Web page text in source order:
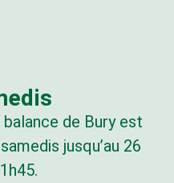
DE
TRANSFERT
:
DÉSIREZ
NOUS
JOINDRE
de Bury est
jusqu’au 26